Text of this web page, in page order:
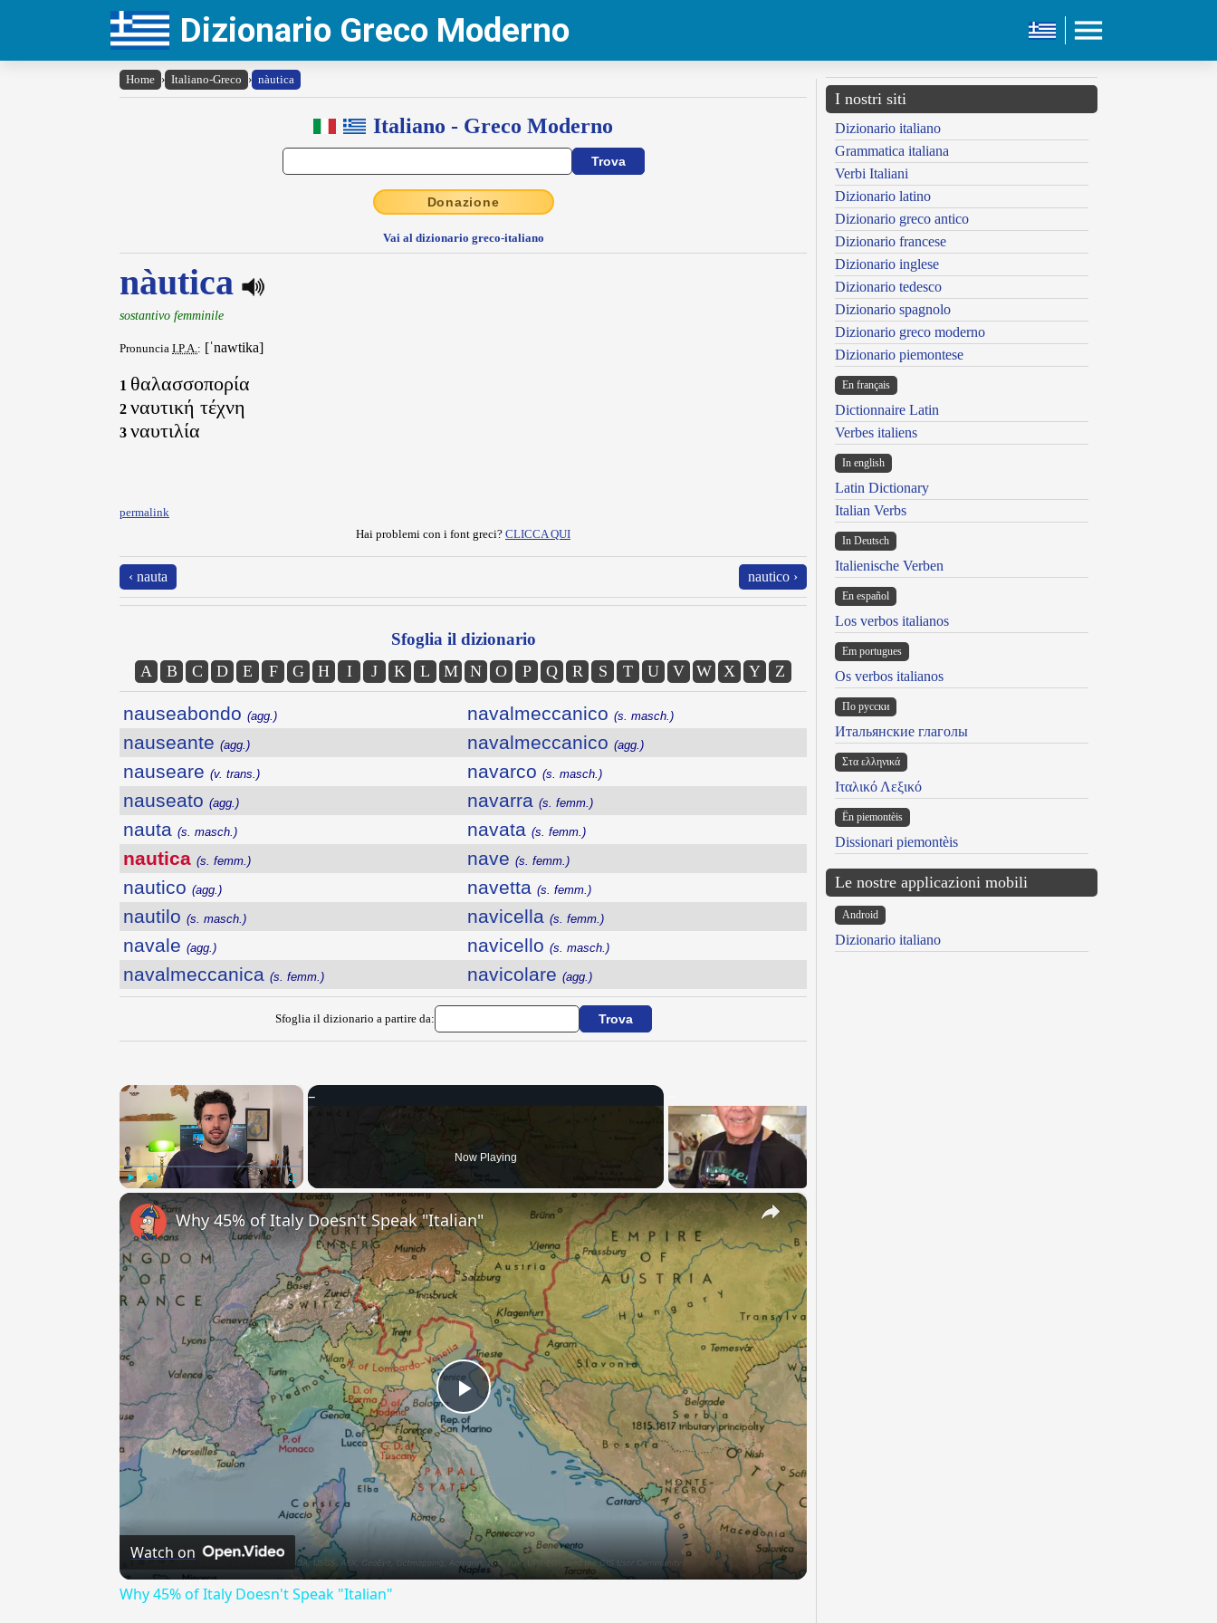
Dizionario Greco Moderno
Home › Italiano-Greco › nàutica
Italiano - Greco Moderno
Donazione
Vai al dizionario greco-italiano
nàutica
sostantivo femminile
Pronuncia I.P.A.: [ˈnawtika]
1 θαλασσοπορία
2 ναυτική τέχνη
3 ναυτιλία
permalink
Hai problemi con i font greci? CLICCA QUI
‹ nauta nautico ›
Sfoglia il dizionario
A B C D E F G H I J K L M N O P Q R S T U V W X Y Z
nauseabondo (agg.)
nauseante (agg.)
nauseare (v. trans.)
nauseato (agg.)
nauta (s. masch.)
nautica (s. femm.)
nautico (agg.)
nautilo (s. masch.)
navale (agg.)
navalmeccanica (s. femm.)
navalmeccanico (s. masch.)
navalmeccanico (agg.)
navarco (s. masch.)
navarra (s. femm.)
navata (s. femm.)
nave (s. femm.)
navetta (s. femm.)
navicella (s. femm.)
navicello (s. masch.)
navicolare (agg.)
Sfoglia il dizionario a partire da:
×
Play Fullscreen
Now Playing
×
Play
Video
Why 45% of Italy Doesn't Speak "Italian"
Watch on
Why 45% of Italy Doesn't Speak "Italian"
I nostri siti
Dizionario italiano
Grammatica italiana
Verbi Italiani
Dizionario latino
Dizionario greco antico
Dizionario francese
Dizionario inglese
Dizionario tedesco
Dizionario spagnolo
Dizionario greco moderno
Dizionario piemontese
En français
Dictionnaire Latin
Verbes italiens
In english
Latin Dictionary
Italian Verbs
In Deutsch
Italienische Verben
En español
Los verbos italianos
Em portugues
Os verbos italianos
По русски
Итальянские глаголы
Στα ελληνικά
Ιταλικό Λεξικό
Ën piemontèis
Dissionari piemontèis
Le nostre applicazioni mobili
Android
Dizionario italiano